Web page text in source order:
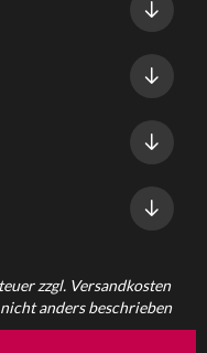
zzgl. Versandkosten
anders beschrieben